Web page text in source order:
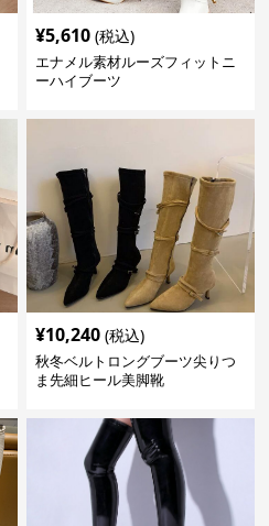
¥5,610 (税込)
エナメル素材ルーズフィットニ
ーハイブーツ
¥10,240 (税込)
秋冬ベルトロングブーツ尖りつ
ま先細ヒール美脚靴